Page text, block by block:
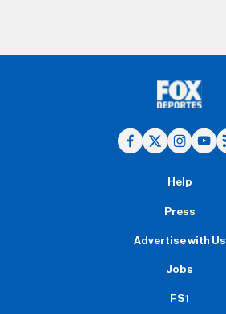
Help
Press
Advertise with Us
Jobs
FS1